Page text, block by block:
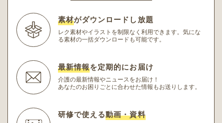
素材がダウンロードし放題
レク素材やイラストを制限なく利用できます。 気にな
る素材の一括ダウンロードも可能です。
最新情報を定期的にお届け
介護の最新情報やニュースをお届け！
あなたのお困りごとに合わせた情報もお送りします。
研修で使える動画・資料